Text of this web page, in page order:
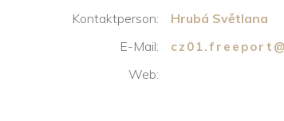
Kontaktperson:
Hrubá Světlana
E-Mail:
Web: